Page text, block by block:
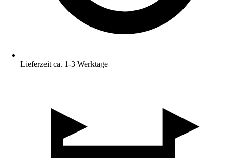
Lieferzeit ca. 1-3 Werktage